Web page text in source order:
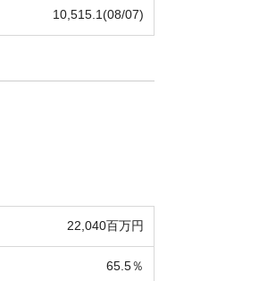
10,515.1(08/07)
22,040百万円
65.5％